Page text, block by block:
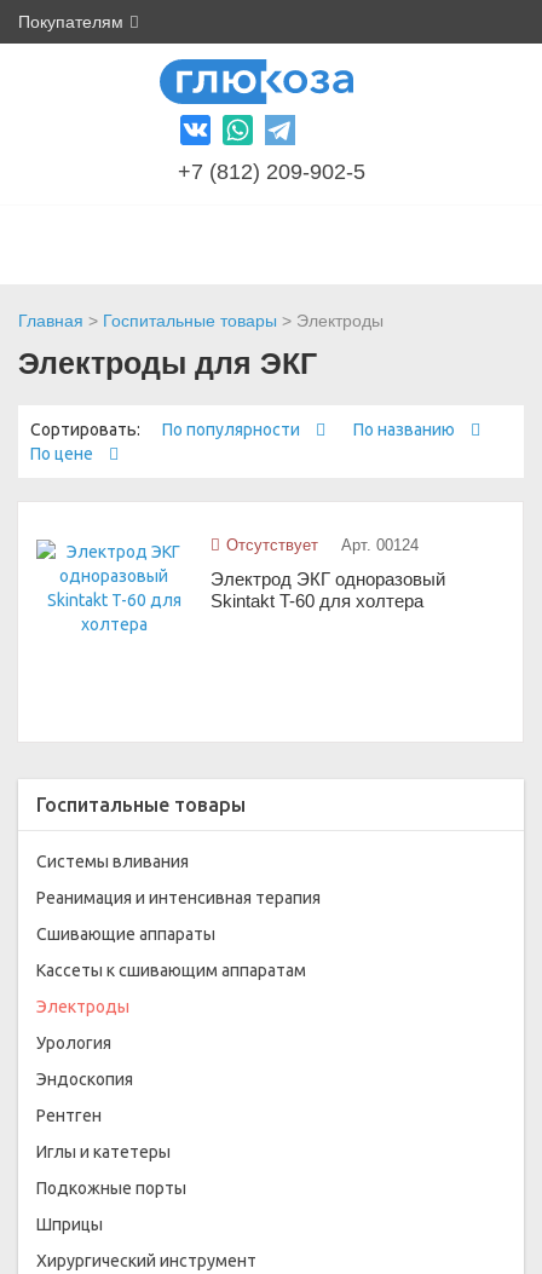
Покупателям
+7 (812) 209-902-5
Главная > Госпитальные товары > Электроды
Электроды для ЭКГ
Сортировать: По популярности
По названию
По цене
Отсутствует Арт. 00124
Электрод ЭКГ одноразовый
Skintakt T-60 для холтера
Госпитальные товары
Системы вливания
Реанимация и интенсивная терапия
Сшивающие аппараты
Кассеты к сшивающим аппаратам
Электроды
Урология
Эндоскопия
Рентген
Иглы и катетеры
Подкожные порты
Шприцы
Хирургический инструмент